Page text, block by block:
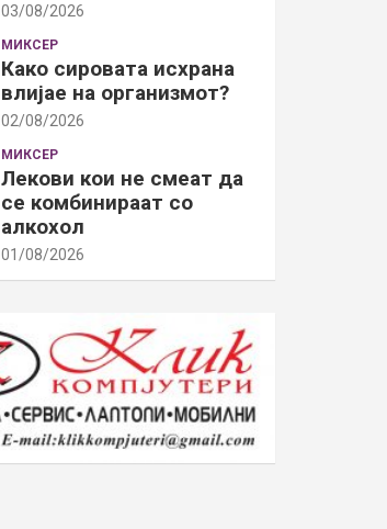
03/08/2026
МИКСЕР
Како сировата исхрана
влијае на организмот?
02/08/2026
МИКСЕР
Лекови кои не смеат да
се комбинираат со
алкохол
01/08/2026